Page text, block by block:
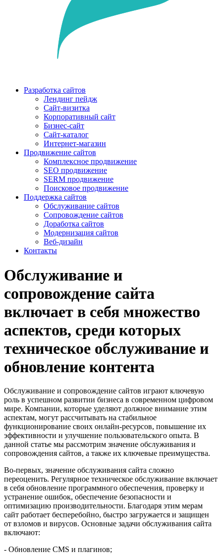
Разработка сайтов
Лендинг пейдж
Сайт-визитка
Корпоративный сайт
Бизнес-сайт
Сайт-каталог
Интернет-магазин
Продвижение сайтов
Комплексное продвижение
SEO продвижение
SERM продвижение
Поисковое продвижение
Поддержка сайтов
Обслуживание сайтов
Сопровождение сайтов
Доработка сайтов
Модернизация сайтов
Веб-дизайн
Контакты
Обслуживание и
сопровождение сайта
включает в себя множество
аспектов, среди которых
техническое обслуживание и
обновление контента
Обслуживание и сопровождение сайтов играют ключевую
роль в успешном развитии бизнеса в современном цифровом
мире. Компании, которые уделяют должное внимание этим
аспектам, могут рассчитывать на стабильное
функционирование своих онлайн-ресурсов, повышение их
эффективности и улучшение пользовательского опыта. В
данной статье мы рассмотрим значение обслуживания и
сопровождения сайтов, а также их ключевые преимущества.
Во-первых, значение обслуживания сайта сложно
переоценить. Регулярное техническое обслуживание включает
в себя обновление программного обеспечения, проверку и
устранение ошибок, обеспечение безопасности и
оптимизацию производительности. Благодаря этим мерам
сайт работает бесперебойно, быстро загружается и защищен
от взломов и вирусов. Основные задачи обслуживания сайта
включают:
- Обновление CMS и плагинов;